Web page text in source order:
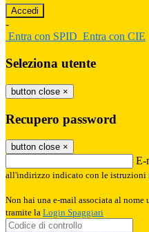
-
Entra con SPID Entra con CIE
Seleziona utente
button close ×
Recupero password
button close ×
E-
all'indirizzo indicato con le istruzioni
Non hai una e-mail associata al
tramite la Login Spaggiari